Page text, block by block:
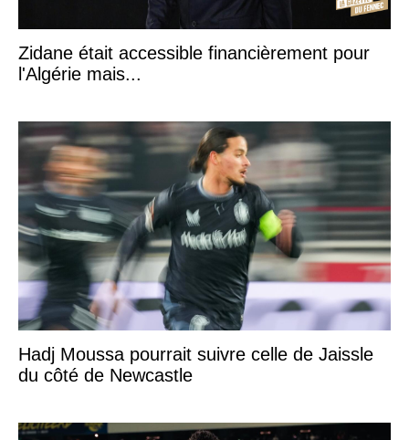
Zidane était accessible financièrement pour
l'Algérie mais...
Hadj Moussa pourrait suivre celle de Jaissle
du côté de Newcastle